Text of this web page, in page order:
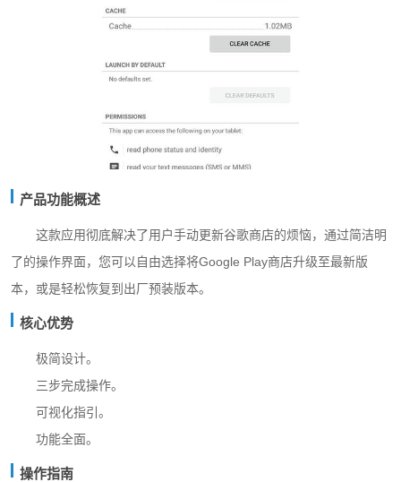
产品功能概述
这款应用彻底解决了用户手动更新谷歌商店的烦恼，通过简洁明
了的操作界面，您可以自由选择将Google Play商店升级至最新版
本，或是轻松恢复到出厂预装版本。
核心优势
极简设计。
三步完成操作。
可视化指引。
功能全面。
操作指南